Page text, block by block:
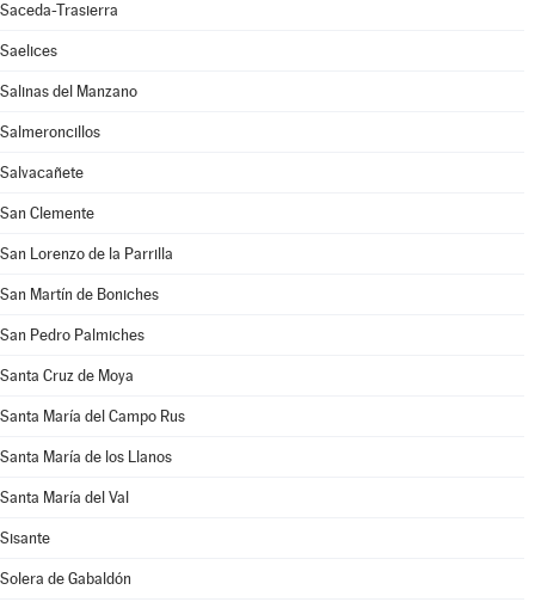
Saceda-Trasierra
Saelices
Salinas del Manzano
Salmeroncillos
Salvacañete
San Clemente
San Lorenzo de la Parrilla
San Martín de Boniches
San Pedro Palmiches
Santa Cruz de Moya
Santa María del Campo Rus
Santa María de los Llanos
Santa María del Val
Sisante
Solera de Gabaldón